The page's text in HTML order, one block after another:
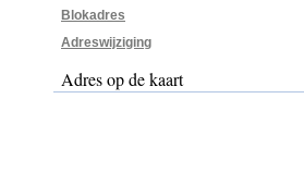
Blokadres
Adreswijziging
Adres op de kaart